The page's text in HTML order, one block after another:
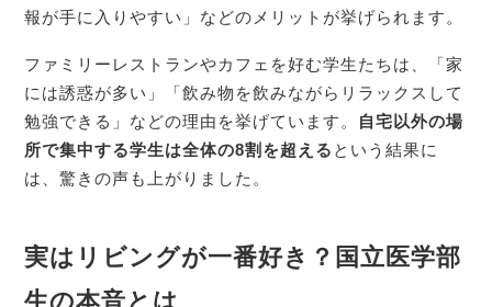
報が手に入りやすい」などのメリットが挙げられます。
ファミリーレストランやカフェを好む学生たちは、「家
には誘惑が多い」「飲み物を飲みながらリラックスして
勉強できる」などの理由を挙げています。 自宅以外の場
所で集中する学生は全体の8割を超える という結果に
は、驚きの声も上がりました。
実はリビングが一番好き？国立医学部
生の本音とは